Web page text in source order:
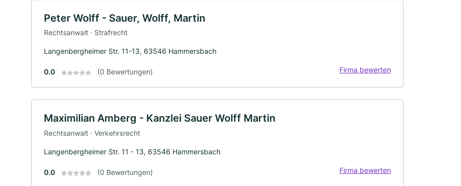
Peter Wolff - Sauer, Wolff, Martin
Rechtsanwalt · Strafrecht
Langenbergheimer Str. 11-13, 63546 Hammersbach
0.0 (0 Bewertungen) Firma bewerten
Maximilian Amberg - Kanzlei Sauer Wolff Martin
Rechtsanwalt · Verkehrsrecht
Langenbergheimer Str. 11 - 13, 63546 Hammersbach
0.0 (0 Bewertungen) Firma bewerten